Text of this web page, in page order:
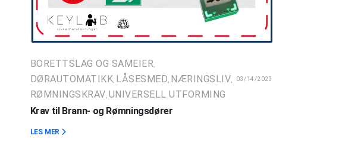
BORETTSLAG OG SAMEIER
DØRAUTOMATIKK LÅSESMED NÆRINGSLIV
RØMNINGSKRAV UNIVERSELL UTFORMING
03/14/2023
Krav til Brann- og Rømningsdører
LES MER